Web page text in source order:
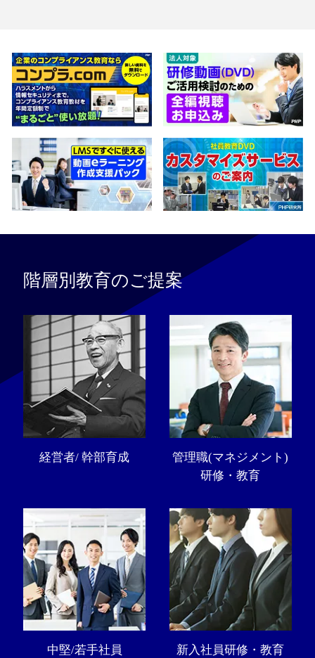
階層別教育のご提案
経営者/ 幹部育成
管理職(マネジメント)
研修・教育
中堅/若手社員 新入社員研修・教育